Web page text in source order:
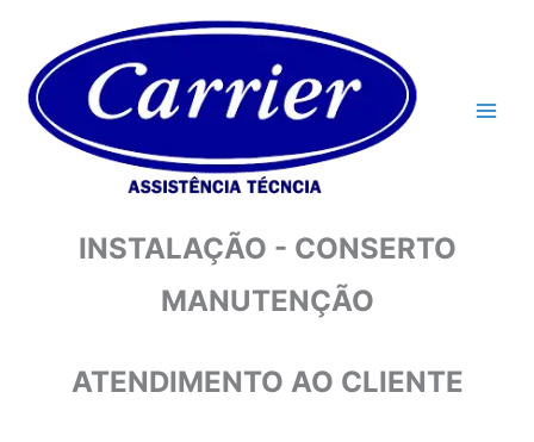
conteúdo
INSTALAÇÃO - CONSERTO
MANUTENÇÃO
ATENDIMENTO AO CLIENTE